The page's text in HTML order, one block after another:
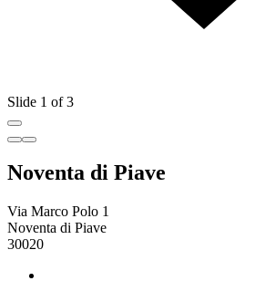
Slide 1 of 3
Noventa di Piave
Via Marco Polo 1
Noventa di Piave
30020